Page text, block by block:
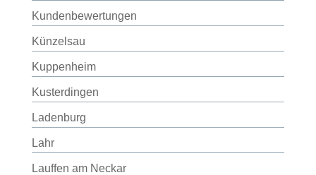
Kundenbewertungen
Künzelsau
Kuppenheim
Kusterdingen
Ladenburg
Lahr
Lauffen am Neckar